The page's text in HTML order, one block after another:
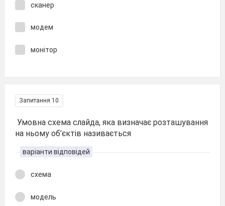
сканер
модем
монітор
Запитання 10
Умовна схема слайда, яка визначає розташування
на ньому об’єктів називається
варіанти відповідей
схема
модель